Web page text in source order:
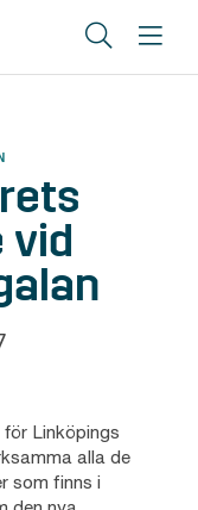
Sök
vid
Linköpings
alla de
som finns i